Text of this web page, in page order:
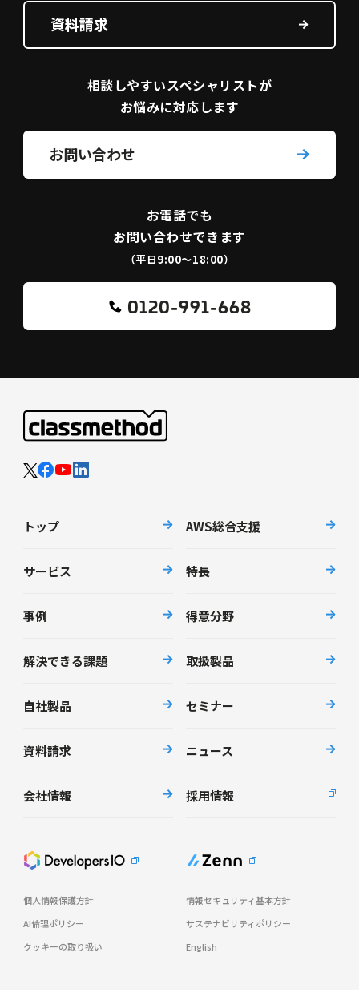
資料請求
相談しやすいスペシャリストが
お悩みに対応します
お問い合わせ
お電話でも
お問い合わせできます
（平日9:00〜18:00）
0120-991-668
トップ AWS総合支援
サービス 特長
事例 得意分野
解決できる課題 取扱製品
自社製品 セミナー
資料請求 ニュース
会社情報 採用情報
個人情報保護方針
情報セキュリティ基本方針
AI倫理ポリシー
サステナビリティポリシー
クッキーの取り扱い
English